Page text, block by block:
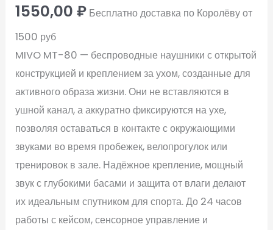
1550,00₽ Бесплатно доставка по Королёву от
1500 руб
MIVO MT-80 — беспроводные наушники с открытой
конструкцией и креплением за ухом, созданные для
активного образа жизни. Они не вставляются в
ушной канал, а аккуратно фиксируются на ухе,
позволяя оставаться в контакте с окружающими
звуками во время пробежек, велопрогулок или
тренировок в зале. Надёжное крепление, мощный
звук с глубокими басами и защита от влаги делают
их идеальным спутником для спорта. До 24 часов
работы с кейсом, сенсорное управление и